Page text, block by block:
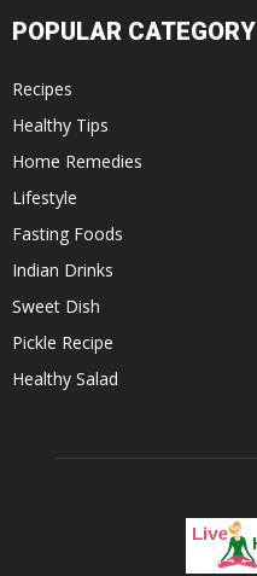
POPULAR CATEGORY
Recipes
Healthy Tips
Home Remedies
Lifestyle
Fasting Foods
Indian Drinks
Sweet Dish
Pickle Recipe
Healthy Salad